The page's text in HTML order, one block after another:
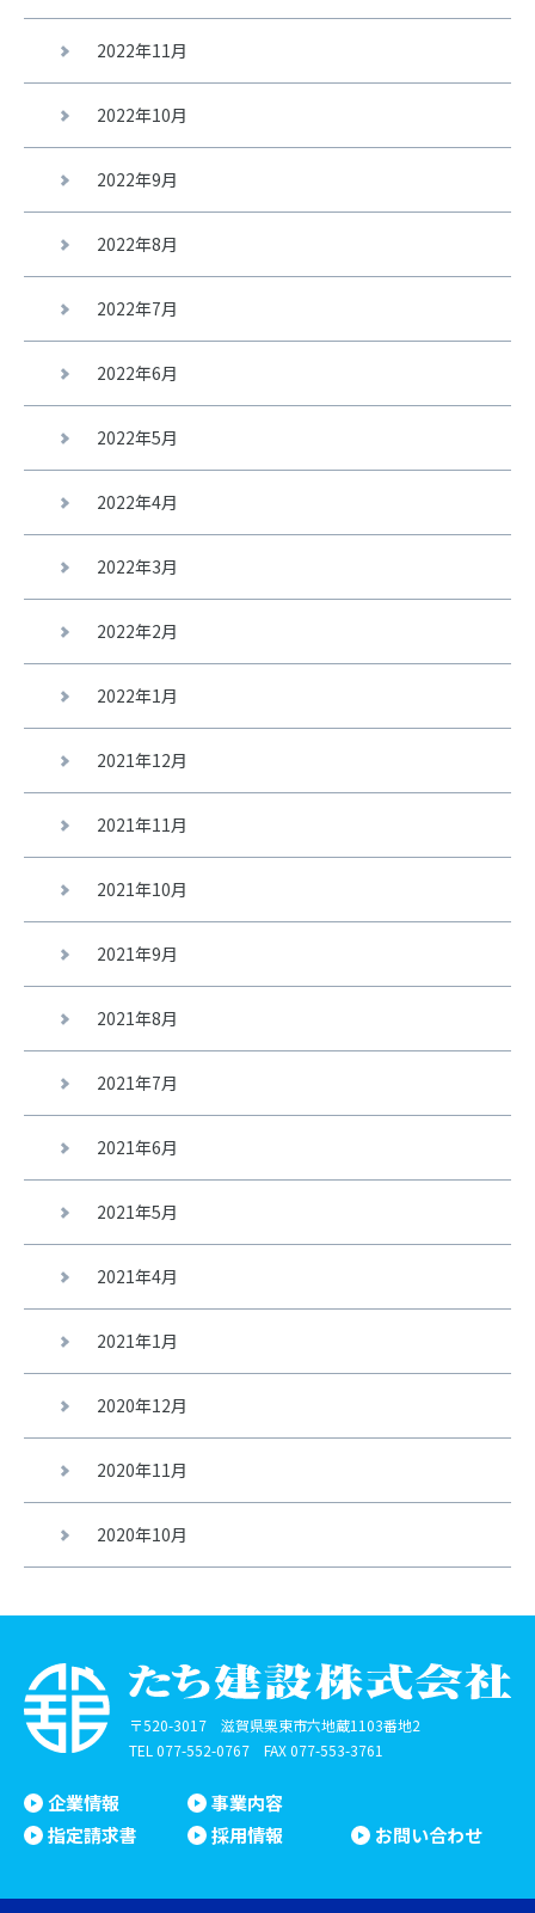
2022年11月
2022年10月
2022年9月
2022年8月
2022年7月
2022年6月
2022年5月
2022年4月
2022年3月
2022年2月
2022年1月
2021年12月
2021年11月
2021年10月
2021年9月
2021年8月
2021年7月
2021年6月
2021年5月
2021年4月
2021年1月
2020年12月
2020年11月
2020年10月
〒520-3017 滋賀県栗東市六地蔵1103番地2
TEL077-552-0767 FAX 077-553-3761
企業情報
事業内容
指定請求書
採用情報 お問い合わせ